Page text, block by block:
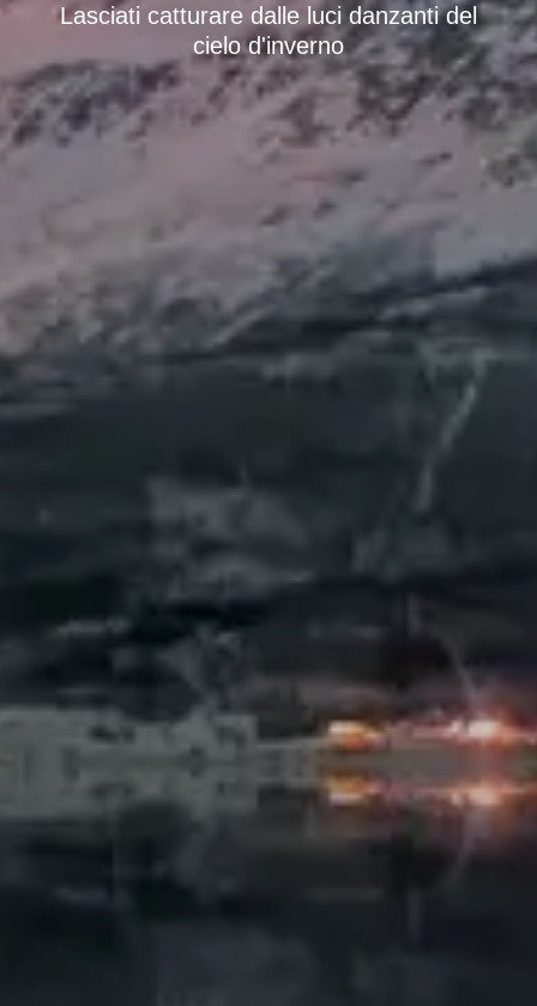
Lasciati catturare dalle luci danzanti del
cielo d'inverno